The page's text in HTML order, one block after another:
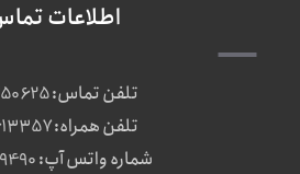
اطلاعات
تلفن تماس:
تلفن همراه:
شماره واتس آپ: